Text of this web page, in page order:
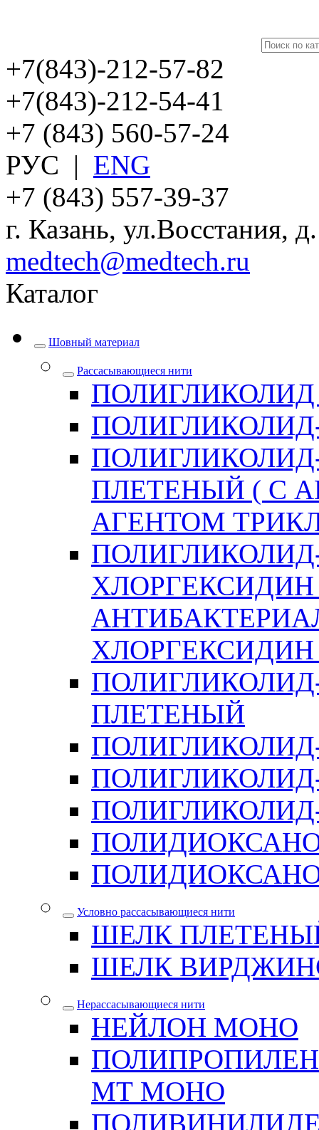
+7(843)-212-57-82
+7(843)-212-54-41
+7 (843) 560-57-24
РУС | ENG
+7 (843) 557-39-37
г. Казань, ул.Восстания,
medtech@medtech.ru
Каталог
Шовный материал
Рассасывающиеся нити
ПЛЕТЕНЫЙ ( С
АГЕНТОМ
ХЛОРГЕКСИДИН
ПЛЕТЕНЫЙ
Условно рассасывающиеся нити
ШЕЛК
ШЕЛК
Нерассасывающиеся нити
НЕЙЛОН МОНО
МТ МОНО